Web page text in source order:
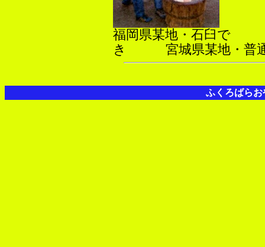
福岡県某地・石臼で
き 宮城県某地・普
ふくろばらお